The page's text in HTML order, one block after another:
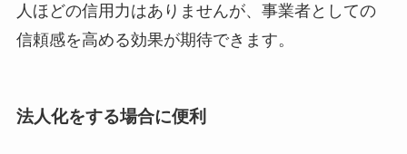
人ほどの信用力はありませんが、事業者としての
信頼感を高める効果が期待できます。
法人化をする場合に便利